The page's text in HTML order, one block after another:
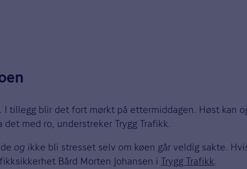
tillegg blir det fort mørkt på ettermiddagen. Høst kan
med ro, understreker Trygg Trafikk.
og ikke bli stresset selv om køen går veldig sakte.
Bård Morten Johansen i Trygg Trafikk.